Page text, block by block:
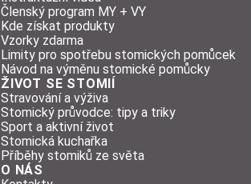
Členský program MY + VY
Kde získat produkty
Vzorky zdarma
Limity pro spotřebu stomických pomůcek
Návod na výměnu stomické pomůcky
ŽIVOT SE STOMIÍ
Stravování a výživa
Stomický průvodce: tipy a triky
Sport a aktivní život
Stomická kuchařka
Příběhy stomiků ze světa
O NÁS